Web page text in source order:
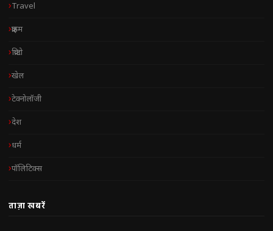
Travel
क्राइम
क्रिप्टो
खेल
टेक्नोलॉजी
देश
धर्म
पॉलिटिक्स
ताज़ा खबरें